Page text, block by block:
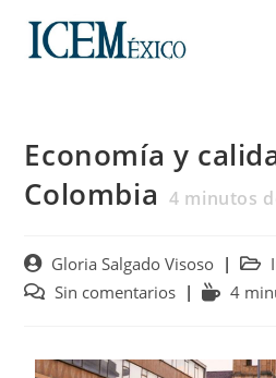
Economía y
Colombia 4 minutos
Gloria Salgado Visoso
Sin comentarios
4